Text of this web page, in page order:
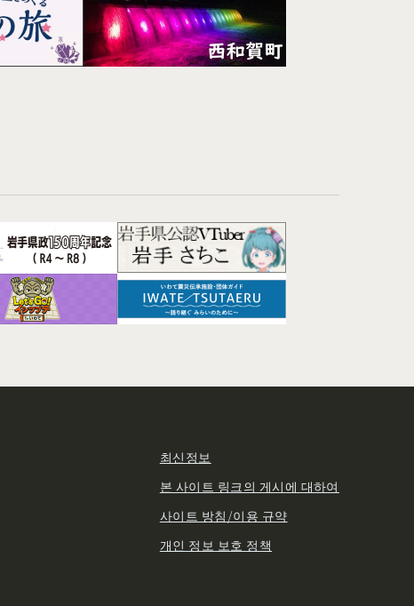
최신정보
본 사이트 링크의 게시에 대하여
사이트 방침/이용 규약
개인 정보 보호 정책